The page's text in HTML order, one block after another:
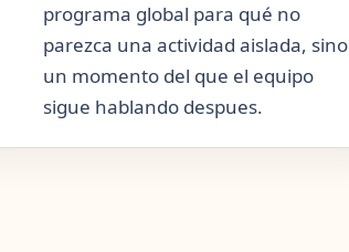
programa global para qué no
parezca una actividad aislada, sino
un momento del que el equipo
sigue hablando despues.